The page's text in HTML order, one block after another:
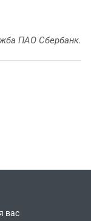
ПАО Сбербанк.
вас